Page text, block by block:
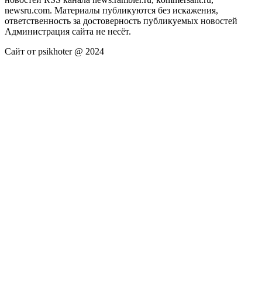
newsru.com. Материалы публикуются без искажения,
ответственность за достоверность публикуемых новостей
Администрация сайта не несёт.
Сайт от psikhoter @ 2024